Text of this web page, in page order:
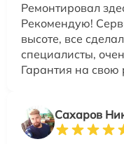
Ремонтировал
Рекомендую!
высоте, все
специалисты,
Гарантия на свою
Сахаров